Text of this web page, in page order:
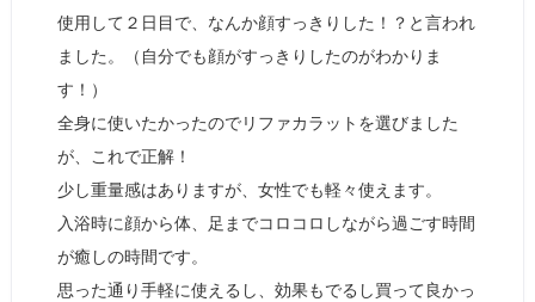
使用して２日目で、なんか顔すっきりした！？と言われ
ました。（自分でも顔がすっきりしたのがわかりま
す！）
全身に使いたかったのでリファカラットを選びました
が、これで正解！
少し重量感はありますが、女性でも軽々使えます。
入浴時に顔から体、足までコロコロしながら過ごす時間
が癒しの時間です。
思った通り手軽に使えるし、効果もでるし買って良かっ